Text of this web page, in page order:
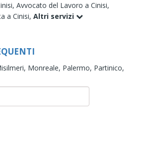
Avvocato del Lavoro a Cinisi,
a Cinisi, Altri servizi
Monreale, Palermo, Partinico,